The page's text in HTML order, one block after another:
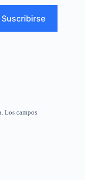
Suscribirse
Los campos